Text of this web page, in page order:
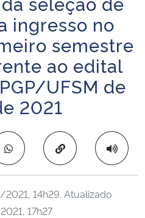
e Comunicações
ingresso no
semestre
ao edital
UFSM de
2021
Copiar para área
14h29. Atualizado
17h27